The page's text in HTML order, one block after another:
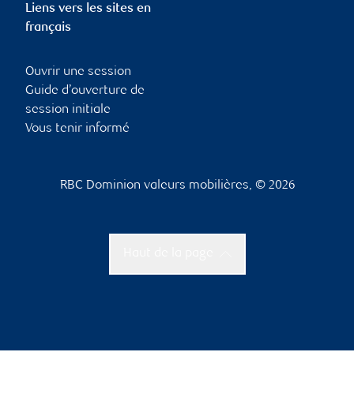
Liens vers les sites en
français
Ouvrir une session
Guide d’ouverture de
session initiale
Vous tenir informé
RBC Dominion valeurs mobilières, © 2026